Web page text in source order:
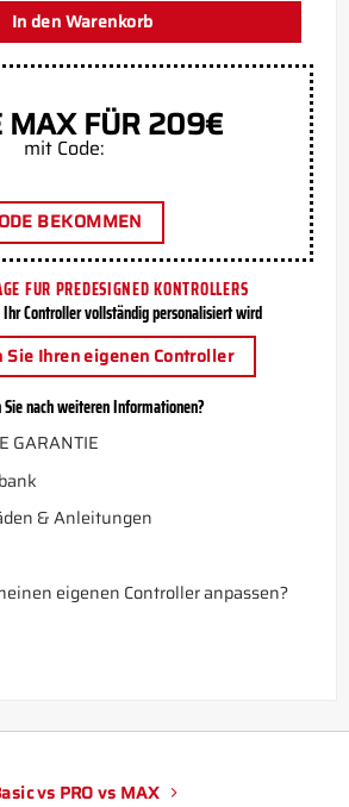
In den Warenkorb
MAX FÜR 209€
mit Code:
BEKOMMEN
FUR PREDESIGNED KONTROLLERS
Controller vollständig personalisiert wird
Sie Ihren eigenen Controller
Sie nach weiteren Informationen?
GARANTIE
& Anleitungen
eigenen Controller anpassen?
vs PRO vs MAX